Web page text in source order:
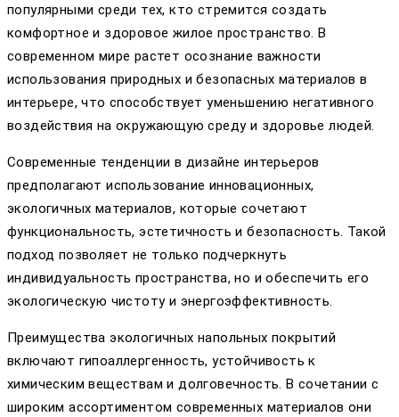
популярными среди тех, кто стремится создать
комфортное и здоровое жилое пространство. В
современном мире растет осознание важности
использования природных и безопасных материалов в
интерьере, что способствует уменьшению негативного
воздействия на окружающую среду и здоровье людей.
Современные тенденции в дизайне интерьеров
предполагают использование инновационных,
экологичных материалов, которые сочетают
функциональность, эстетичность и безопасность. Такой
подход позволяет не только подчеркнуть
индивидуальность пространства, но и обеспечить его
экологическую чистоту и энергоэффективность.
Преимущества экологичных напольных покрытий
включают гипоаллергенность, устойчивость к
химическим веществам и долговечность. В сочетании с
широким ассортиментом современных материалов они